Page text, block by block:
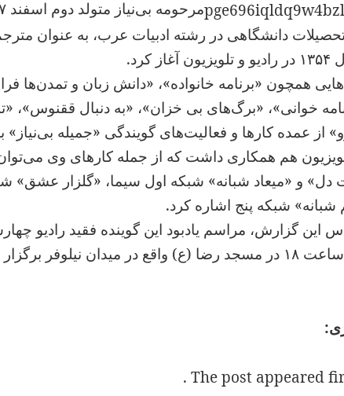
تحصیلات دانشگاهی در رشته ادبیات عرب، به عنوان
کرد.
همچون «برنامه خانواده»، «دانش زبان و تمدن‌ها
خوانی»، «برگ‌های بی خزان»، «به دنبال ققنوس»،
از عمده کارها و فعالیت‌های گویندگی «جمیله
هم همکاری داشت که از جمله کارهای وی
دل» و «میعاد شبانه» شبکه اول سیما، «گلزار عشق»
شبانه» شبکه پنج اشاره کرد.
در میدان نیلوفر برگزار خواهد شد.
The post appeared